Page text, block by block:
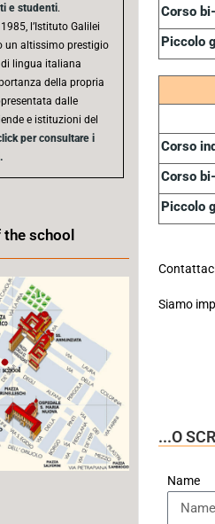
e studenti.
l’Istituto Galilei
un altissimo prestigio
lingua italiana
della propria
dalle
e istituzioni del
per consultare i
school
Corso
Piccolo
Corso
Corso
Piccolo
Siamo
...O
Name